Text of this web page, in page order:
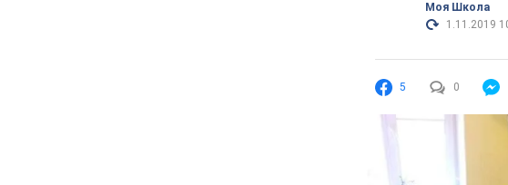
Моя Школа
1.11.2019
5 0